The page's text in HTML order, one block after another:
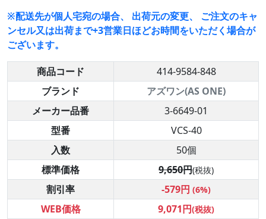
※配送先が個人宅宛の場合、 出荷元の変更、 ご注文のキャ
ンセル又は出荷まで+3営業日ほどお時間をいただく場合が
ございます。
商品コード
414-9584-848
ブランド
アズワン(AS ONE)
メーカー品番
3-6649-01
型番
VCS-40
入数
50個
標準価格
9,650円(税抜)
割引率 -579円 (6%)
WEB価格 9,071円(税抜)